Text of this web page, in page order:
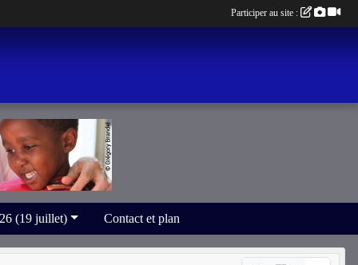
(19 juillet) Contact et plan
Participer au site :